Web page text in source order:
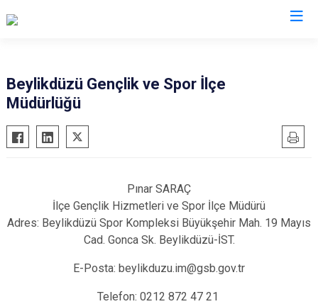
Adalar
Avcılar
Bayrampaşa
Kağıthane
Kartal
Küçükçekmece
Maltepe
Zeytinburnu
Arnavutköy
Ataşehir
Başakşehir
Beylikdüzü Gençlik ve Spor İlçe
Müdürlüğü
Pınar SARAÇ
İlçe Gençlik Hizmetleri ve Spor İlçe Müdürü
Adres: Beylikdüzü Spor Kompleksi Büyükşehir Mah. 19 Mayıs
Cad. Gonca Sk. Beylikdüzü-İST.
E-Posta: beylikduzu.im@gsb.gov.tr
Telefon: 0212 872 47 21